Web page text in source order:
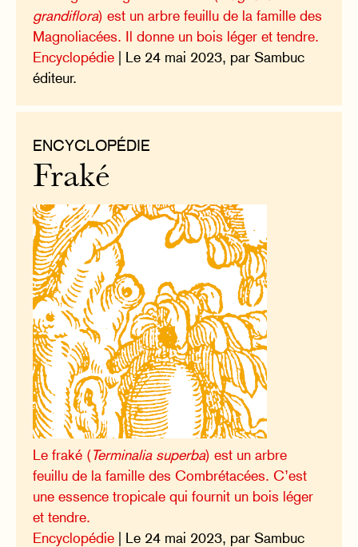
grandiflora) est un arbre feuillu de la famille des
Magnoliacées. Il donne un bois léger et tendre.
Encyclopédie | Le 24 mai 2023, par Sambuc
éditeur.
ENCYCLOPÉDIE
Fraké
Le fraké (Terminalia superba) est un arbre
feuillu de la famille des Combrétacées. C’est
une essence tropicale qui fournit un bois léger
et tendre.
Encyclopédie | Le 24 mai 2023, par Sambuc